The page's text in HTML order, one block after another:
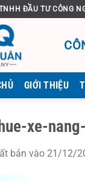
ĐẦU TƯ CÔNG
GIỚI THIỆU
xe-
bản vào 21/12/